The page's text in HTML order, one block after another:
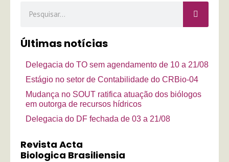
Últimas notícias
Delegacia do TO sem agendamento de 10 a 21/08
Estágio no setor de Contabilidade do CRBio-04
Mudança no SOUT ratifica atuação dos biólogos
em outorga de recursos hídricos
Delegacia do DF fechada de 03 a 21/08
Revista Acta
Biologica Brasiliensia